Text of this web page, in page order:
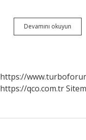
Devamını okuyun
https://
https://qco.com.tr